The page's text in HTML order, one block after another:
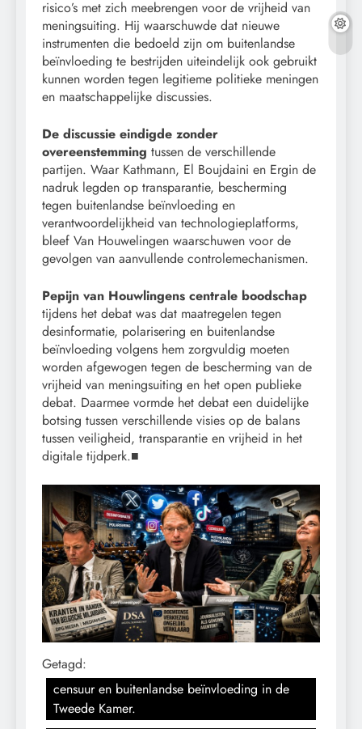
risico’s met zich meebrengen voor de vrijheid van
meningsuiting. Hij waarschuwde dat nieuwe
instrumenten die bedoeld zijn om buitenlandse
beïnvloeding te bestrijden uiteindelijk ook gebruikt
kunnen worden tegen legitieme politieke meningen
en maatschappelijke discussies.
De discussie eindigde zonder
overeenstemming tussen de verschillende
partijen. Waar Kathmann, El Boujdaini en Ergin de
nadruk legden op transparantie, bescherming
tegen buitenlandse beïnvloeding en
verantwoordelijkheid van technologieplatforms,
bleef Van Houwelingen waarschuwen voor de
gevolgen van aanvullende controlemechanismen.
Pepijn van Houwlingens centrale boodschap
tijdens het debat was dat maatregelen tegen
desinformatie, polarisering en buitenlandse
beïnvloeding volgens hem zorgvuldig moeten
worden afgewogen tegen de bescherming van de
vrijheid van meningsuiting en het open publieke
debat. Daarmee vormde het debat een duidelijke
botsing tussen verschillende visies op de balans
tussen veiligheid, transparantie en vrijheid in het
digitale tijdperk.■
Getagd:
censuur en buitenlandse beïnvloeding in de
Tweede Kamer.